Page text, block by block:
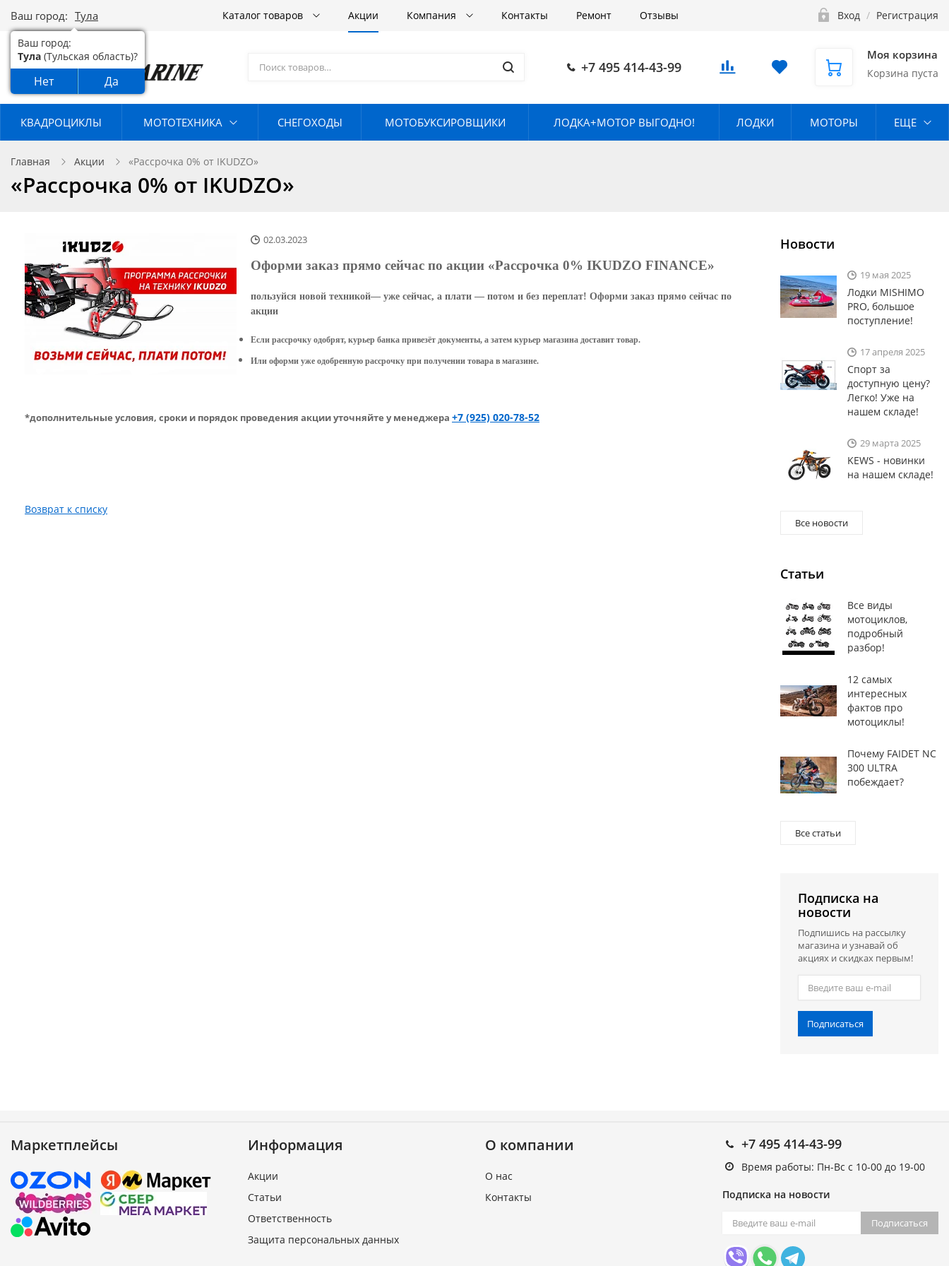
Ваш город: Тула
Ваш город:
Тула (Тульская область)?
Нет Да
Каталог товаров Акции Компания Контакты Ремонт Отзывы Вход / Регистрация
+7 495 414-43-99
Моя корзина
Корзина пуста
КВАДРОЦИКЛЫ МОТОТЕХНИКА СНЕГОХОДЫ МОТОБУКСИРОВЩИКИ ЛОДКА+МОТОР ВЫГОДНО! ЛОДКИ МОТОРЫ ЕЩЕ
Главная Акции «Рассрочка 0% от IKUDZO»
«Рассрочка 0% от IKUDZO»
02.03.2023
Оформи заказ прямо сейчас по акции «Рассрочка 0% IKUDZO FINANCE»
пользуйся новой техникой— уже сейчас, а плати — потом и без переплат! Оформи заказ прямо сейчас по
акции
Если рассрочку одобрят, курьер банка привезёт документы, а затем курьер магазина доставит товар.
Или оформи уже одобренную рассрочку при получении товара в магазине.
*дополнительные условия, сроки и порядок проведения акции уточняйте у менеджера +7 (925) 020-78-52
Возврат к списку
Новости
19 мая 2025
Лодки MISHIMO
PRO, большое
поступление!
17 апреля 2025
Спорт за
доступную цену?
Легко! Уже на
нашем складе!
29 марта 2025
KEWS - новинки
на нашем складе!
Все новости
Статьи
Все виды
мотоциклов,
подробный
разбор!
12 самых
интересных
фактов про
мотоциклы!
Почему FAIDET NC
300 ULTRA
побеждает?
Все статьи
Подписка на
новости
Подпишись на рассылку
магазина и узнавай об
акциях и скидках первым!
Подписаться
Маркетплейсы Информация
Акции
Статьи
Ответственность
Защита персональных данных
О компании
О нас
Контакты
+7 495 414-43-99
Время работы: Пн-Вс с 10-00 до 19-00
Подписка на новости
Подписаться